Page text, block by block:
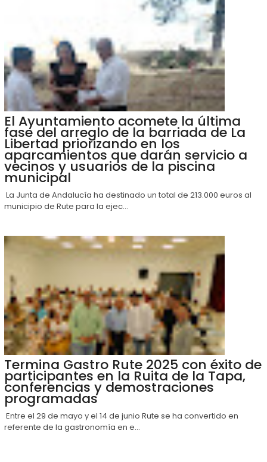
El Ayuntamiento acomete la última
fase del arreglo de la barriada de La
Libertad priorizando en los
aparcamientos que darán servicio a
vecinos y usuarios de la piscina
municipal
La Junta de Andalucía ha destinado un total de 213.000 euros al
municipio de Rute para la ejec...
Termina Gastro Rute 2025 con éxito de
participantes en la Ruita de la Tapa,
conferencias y demostraciones
programadas
Entre el 29 de mayo y el 14 de junio Rute se ha convertido en
referente de la gastronomía en e...